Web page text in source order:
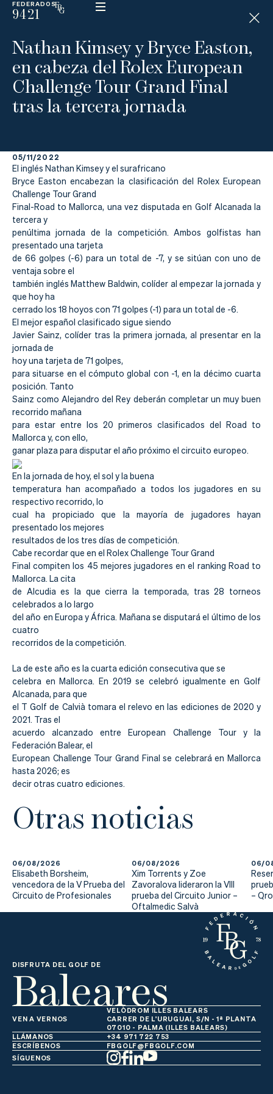
FEDERADOS
9421
ESP
N
D
C
A
P
La
Federación
Federarse
Jugar
Aprender
Actualidad
Tienda
Nathan Kimsey y Bryce Easton,
en cabeza del Rolex European
Challenge Tour Grand Final
tras la tercera jornada
05/11/2022
El inglés Nathan Kimsey y el surafricano
Bryce Easton encabezan la clasificación del Rolex European
Challenge Tour Grand
Final-Road to Mallorca, una vez disputada en Golf Alcanada la
tercera y
penúltima jornada de la competición. Ambos golfistas han
presentado una tarjeta
de 66 golpes (-6) para un total de -7, y se sitúan con uno de
ventaja sobre el
también inglés Matthew Baldwin, colíder al empezar la jornada y
que hoy ha
cerrado los 18 hoyos con 71 golpes (-1) para un total de -6.
El mejor español clasificado sigue siendo
Javier Sainz, colíder tras la primera jornada, al presentar en la
jornada de
hoy una tarjeta de 71 golpes,
para situarse en el cómputo global con -1, en la décimo cuarta
posición. Tanto
Sainz como Alejandro del Rey deberán completar un muy buen
recorrido mañana
para estar entre los 20 primeros clasificados del Road to
Mallorca y, con ello,
ganar plaza para disputar el año próximo el circuito europeo.
En la jornada de hoy, el sol y la buena
temperatura han acompañado a todos los jugadores en su
respectivo recorrido, lo
cual ha propiciado que la mayoría de jugadores hayan
presentado los mejores
resultados de los tres días de competición.
Cabe recordar que en el Rolex Challenge Tour Grand
Final compiten los 45 mejores jugadores en el ranking Road to
Mallorca. La cita
de Alcudia es la que cierra la temporada, tras 28 torneos
celebrados a lo largo
del año en Europa y África. Mañana se disputará el último de los
cuatro
recorridos de la competición.
La de este año es la cuarta edición consecutiva que se
celebra en Mallorca. En 2019 se celebró igualmente en Golf
Alcanada, para que
el T Golf de Calvià tomara el relevo en las ediciones de 2020 y
2021. Tras el
acuerdo alcanzado entre European Challenge Tour y la
Federación Balear, el
European Challenge Tour Grand Final se celebrará en Mallorca
hasta 2026; es
decir otras cuatro ediciones.
Otras noticias
06/08/2026
Elisabeth Borsheim,
vencedora de la V Prueba del
Circuito de Profesionales
06/08/2026
Xim Torrents y Zoe
Zavoralova lideraron la VIII
prueba del Circuito Junior –
Oftalmedic Salvà
06/
–
DISFRUTA DEL GOLF DE
Baleares
VEN A VERNOS
VELÒDROM ILLES BALEARS
CARRER DE L'URUGUAI, S/N - 1ª PLANTA
07010 - PALMA (ILLES BALEARS)
LLÁMANOS
+34 971 722 753
ESCRÍBENOS
FBGOLF@FBGOLF.COM
SÍGUENOS